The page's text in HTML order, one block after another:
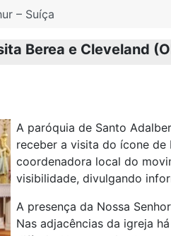
– Suíça
Berea e Cleveland
A paróquia de Santo
receber a visita do ícone de
coordenadora local do
visibilidade, divulgando
A presença da Nossa
Nas adjacências da igreja